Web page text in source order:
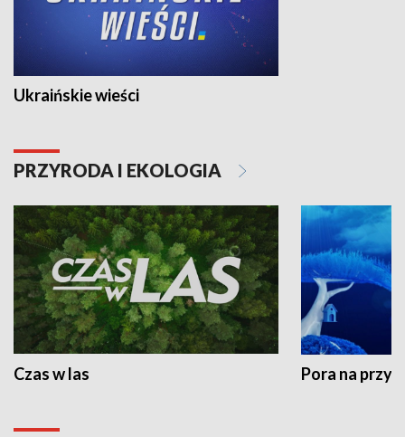
Ukraińskie wieści
PRZYRODA I EKOLOGIA
Czas w las Pora na